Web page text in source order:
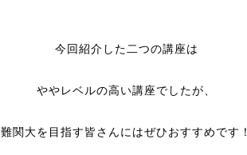
今回紹介した二つの講座は
ややレベルの高い講座でしたが、
難関大を目指す皆さんにはぜひおすすめです！